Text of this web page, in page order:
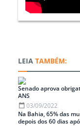
TAMBÉM:
Senado aprova
ANS
03/09/2022
Na Bahia, 65% das
depois dos 60 dias